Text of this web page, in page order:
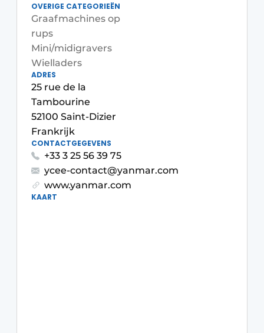
Nieuwsbrief
Privacy / Cookie statement
Vacature aanmelden
Vacatures
Video’s
OVERIGE CATEGORIEËN
Graafmachines op
rups
Mini/midigravers
Wielladers
ADRES
25 rue de la
Tambourine
52100 Saint-Dizier
Frankrijk
CONTACTGEGEVENS
+33 3 25 56 39 75
ycee-contact@yanmar.com
www.yanmar.com
KAART